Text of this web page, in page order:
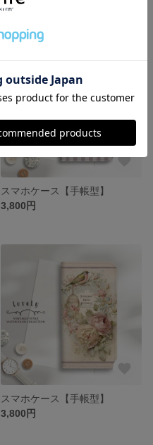
スマホケース【手帳型】
3,800円
スマホケース【手帳型】
3,800円